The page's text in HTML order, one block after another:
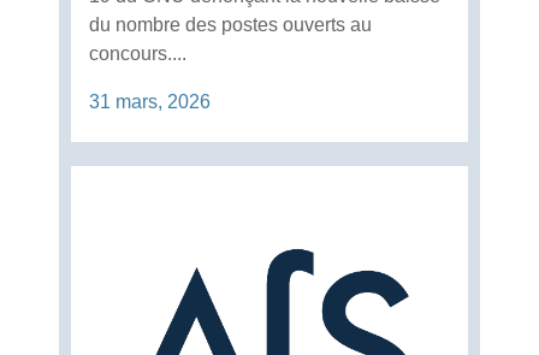
du nombre des postes ouverts au
concours....
31 mars, 2026